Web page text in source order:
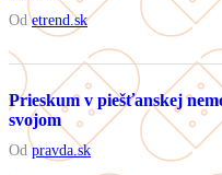
Odetrend.sk
Prieskum v piešťanskej
svojom
Odpravda.sk